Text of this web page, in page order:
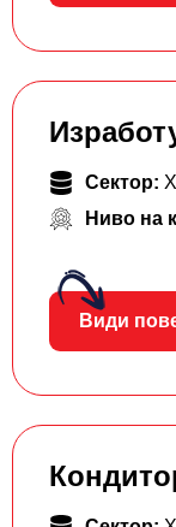
Сектор:
Ниво на
Види